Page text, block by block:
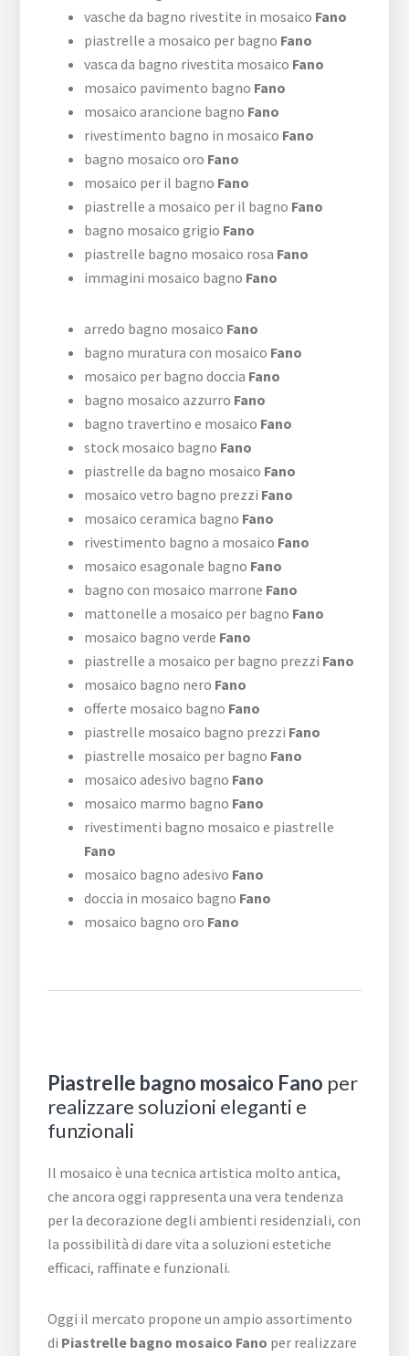
vasche da bagno rivestite in mosaico Fano
piastrelle a mosaico per bagno Fano
vasca da bagno rivestita mosaico Fano
mosaico pavimento bagno Fano
mosaico arancione bagno Fano
rivestimento bagno in mosaico Fano
bagno mosaico oro Fano
mosaico per il bagno Fano
piastrelle a mosaico per il bagno Fano
bagno mosaico grigio Fano
piastrelle bagno mosaico rosa Fano
immagini mosaico bagno Fano
arredo bagno mosaico Fano
bagno muratura con mosaico Fano
mosaico per bagno doccia Fano
bagno mosaico azzurro Fano
bagno travertino e mosaico Fano
stock mosaico bagno Fano
piastrelle da bagno mosaico Fano
mosaico vetro bagno prezzi Fano
mosaico ceramica bagno Fano
rivestimento bagno a mosaico Fano
mosaico esagonale bagno Fano
bagno con mosaico marrone Fano
mattonelle a mosaico per bagno Fano
mosaico bagno verde Fano
piastrelle a mosaico per bagno prezzi Fano
mosaico bagno nero Fano
offerte mosaico bagno Fano
piastrelle mosaico bagno prezzi Fano
piastrelle mosaico per bagno Fano
mosaico adesivo bagno Fano
mosaico marmo bagno Fano
rivestimenti bagno mosaico e piastrelle
Fano
mosaico bagno adesivo Fano
doccia in mosaico bagno Fano
mosaico bagno oro Fano
Piastrelle bagno mosaico Fano per
realizzare soluzioni eleganti e
funzionali
Il mosaico è una tecnica artistica molto antica,
che ancora oggi rappresenta una vera tendenza
per la decorazione degli ambienti residenziali, con
la possibilità di dare vita a soluzioni estetiche
efficaci, raffinate e funzionali.
Oggi il mercato propone un ampio assortimento
di Piastrelle bagno mosaico Fano per realizzare